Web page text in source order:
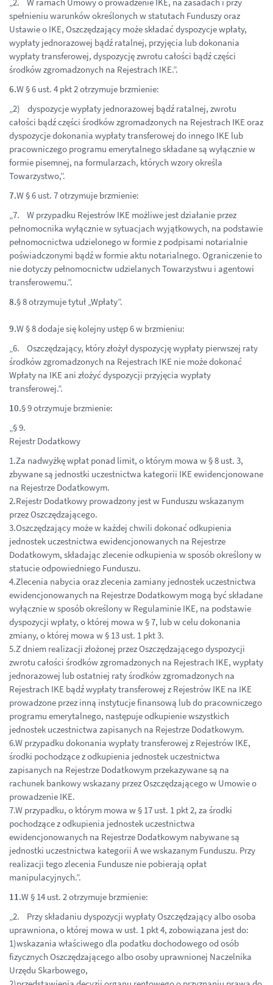
spełnieniu warunków określonych w statutach Funduszy oraz
Ustawie o IKE, Oszczędzający może składać dyspozycje wpłaty,
wypłaty jednorazowej bądź ratalnej, przyjęcia lub dokonania
wypłaty transferowej, dyspozycję zwrotu całości bądź części
środków zgromadzonych na Rejestrach IKE.”.
6.W § 6 ust. 4 pkt 2 otrzymuje brzmienie:
„2) dyspozycje wypłaty jednorazowej bądź ratalnej, zwrotu
całości bądź części środków zgromadzonych na Rejestrach IKE oraz
dyspozycje dokonania wypłaty transferowej do innego IKE lub
pracowniczego programu emerytalnego składane są wyłącznie w
formie pisemnej, na formularzach, których wzory określa
Towarzystwo,”.
7.W § 6 ust. 7 otrzymuje brzmienie:
„7. W przypadku Rejestrów IKE możliwe jest działanie przez
pełnomocnika wyłącznie w sytuacjach wyjątkowych, na podstawie
pełnomocnictwa udzielonego w formie z podpisami notarialnie
poświadczonymi bądź w formie aktu notarialnego. Ograniczenie to
nie dotyczy pełnomocnictw udzielanych Towarzystwu i agentowi
transferowemu.”.
8.§ 8 otrzymuje tytuł „Wpłaty”.
9.W § 8 dodaje się kolejny ustęp 6 w brzmieniu:
„6. Oszczędzający, który złożył dyspozycję wypłaty pierwszej raty
środków zgromadzonych na Rejestrach IKE nie może dokonać
Wpłaty na IKE ani złożyć dyspozycji przyjęcia wypłaty
transferowej.”.
10.§ 9 otrzymuje brzmienie:
„§ 9.
Rejestr Dodatkowy
1.Za nadwyżkę wpłat ponad limit, o którym mowa w § 8 ust. 3,
zbywane są jednostki uczestnictwa kategorii IKE ewidencjonowane
na Rejestrze Dodatkowym.
2.Rejestr Dodatkowy prowadzony jest w Funduszu wskazanym
przez Oszczędzającego.
3.Oszczędzający może w każdej chwili dokonać odkupienia
jednostek uczestnictwa ewidencjonowanych na Rejestrze
Dodatkowym, składając zlecenie odkupienia w sposób określony w
statucie odpowiedniego Funduszu.
4.Zlecenia nabycia oraz zlecenia zamiany jednostek uczestnictwa
ewidencjonowanych na Rejestrze Dodatkowym mogą być składane
wyłącznie w sposób określony w Regulaminie IKE, na podstawie
dyspozycji wpłaty, o której mowa w § 7, lub w celu dokonania
zmiany, o której mowa w § 13 ust. 1 pkt 3.
5.Z dniem realizacji złożonej przez Oszczędzającego dyspozycji
zwrotu całości środków zgromadzonych na Rejestrach IKE, wypłaty
jednorazowej lub ostatniej raty środków zgromadzonych na
Rejestrach IKE bądź wypłaty transferowej z Rejestrów IKE na IKE
prowadzone przez inną instytucje finansową lub do pracowniczego
programu emerytalnego, następuje odkupienie wszystkich
jednostek uczestnictwa zapisanych na Rejestrze Dodatkowym.
6.W przypadku dokonania wypłaty transferowej z Rejestrów IKE,
środki pochodzące z odkupienia jednostek uczestnictwa
zapisanych na Rejestrze Dodatkowym przekazywane są na
rachunek bankowy wskazany przez Oszczędzającego w Umowie o
prowadzenie IKE.
7.W przypadku, o którym mowa w § 17 ust. 1 pkt 2, za środki
pochodzące z odkupienia jednostek uczestnictwa
ewidencjonowanych na Rejestrze Dodatkowym nabywane są
jednostki uczestnictwa kategorii A we wskazanym Funduszu. Przy
realizacji tego zlecenia Fundusze nie pobierają opłat
manipulacyjnych.”.
11.W § 14 ust. 2 otrzymuje brzmienie:
„2. Przy składaniu dyspozycji wypłaty Oszczędzający albo osoba
uprawniona, o której mowa w ust. 1 pkt 4, zobowiązana jest do:
1)wskazania właściwego dla podatku dochodowego od osób
fizycznych Oszczędzającego albo osoby uprawnionej Naczelnika
Urzędu Skarbowego,